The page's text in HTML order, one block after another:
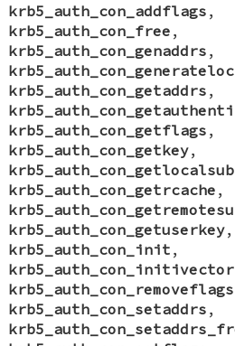
krb5_auth_con_addflags ,
krb5_auth_con_free ,
krb5_auth_con_genaddrs ,
krb5_auth_con_getaddrs ,
krb5_auth_con_getflags ,
krb5_auth_con_getkey,
krb5_auth_con_getrcache ,
krb5_auth_con_getuserkey,
krb5_auth_con_init ,
krb5_auth_con_initivector
krb5_auth_con_removeflags
krb5_auth_con_setaddrs ,